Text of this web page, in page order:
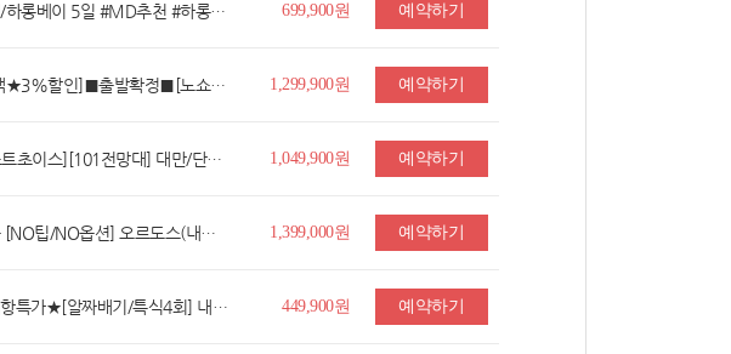
[출발확정] 하노이/하롱베이 5일 #MD추천 #하롱베이5성호텔UP #망고과일바구니 #데이크루즈&뷔페 #하롱베이 비경관광 #하노이 스트릿카 #무제한삼겹살 699,900원 예약하기
[★땡처리닷컴고객★3%할인]■출발확정■[노쇼핑/노옵션/노팁] 장가계 원가계+천문산 4일 (정5성/인기옵션ALL포함/리무진) 1,299,900원 예약하기
[땡처리전용][베스트초이스][101전망대] 대만/단수이 5일(5성호텔/야류/지우펀/스펀/특식4회) 1,049,900원 예약하기
★출발확정★대구 [NO팁/NO옵션] 오르도스(내몽골) 4일 ▶현대식게르+사막유리호텔+마상쇼+사막엑티비티 1,399,000원 예약하기
■출발확정■★취항특가★[알짜배기/특식4회] 내몽고 호화호특 시라무런 초원+역사투어 6일 (시내준5성+게르숙박) 449,900원 예약하기